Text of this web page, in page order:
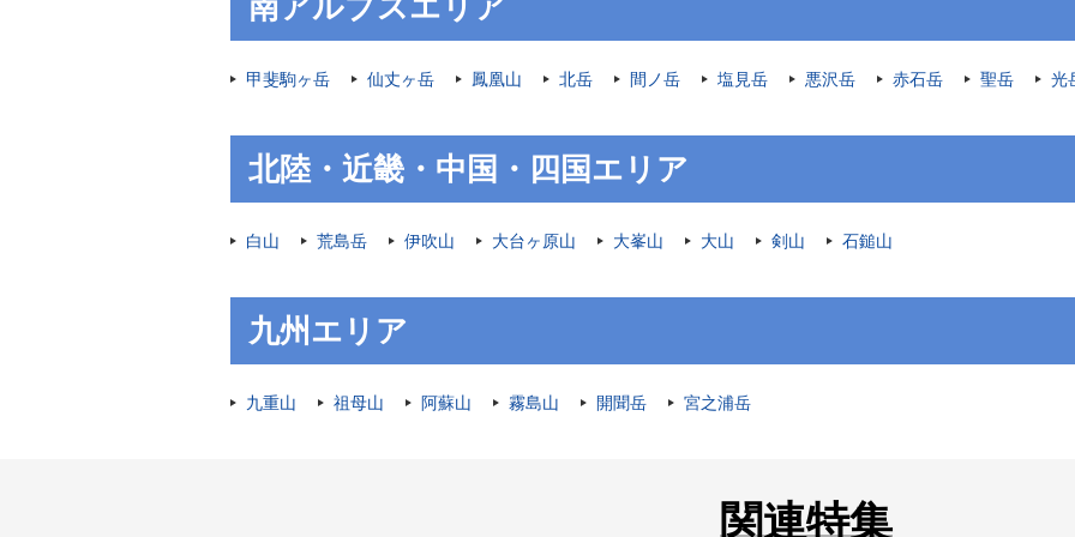
南アルプスエリア
甲斐駒ヶ岳 仙丈ヶ岳 鳳凰山 北岳 間ノ岳 塩見岳 悪沢岳 赤石岳 聖岳 光
北陸・近畿・中国・四国エリア
白山 荒島岳 伊吹山 大台ヶ原山 大峯山 大山 剣山 石鎚山
九州エリア
九重山 祖母山 阿蘇山 霧島山 開聞岳 宮之浦岳
関連特集